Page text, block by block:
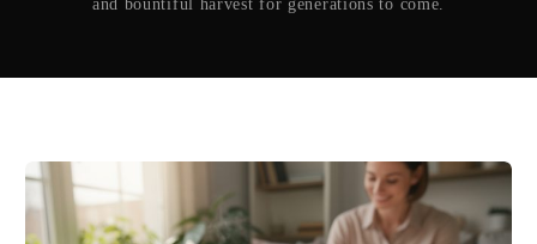
and bountiful harvest for generations to come.